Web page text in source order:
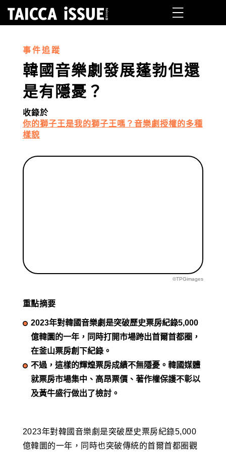
事件追蹤
韓國音樂劇發展蓬勃但還
是有隱憂？
收錄於
你的獅子王是我的獅子王嗎？音樂劇授權的多種
樣貌
©TPGimages
重點摘要
2023年對韓國音樂劇是突破歷史票房紀錄5,000
億韓圜的一年，同時打開市場跨出首爾首都圈，
在釜山票房創下紀錄。
不過，這樣的輝煌票房成績不無隱憂。韓國媒體
就票房市場集中、高昂票價、著作權保護不彰以
及黃牛盛行做出了檢討。
2023年對韓國音樂劇是突破歷史票房紀錄5,000
億韓圜的一年，同時也突破傳統的首爾首都圈觀